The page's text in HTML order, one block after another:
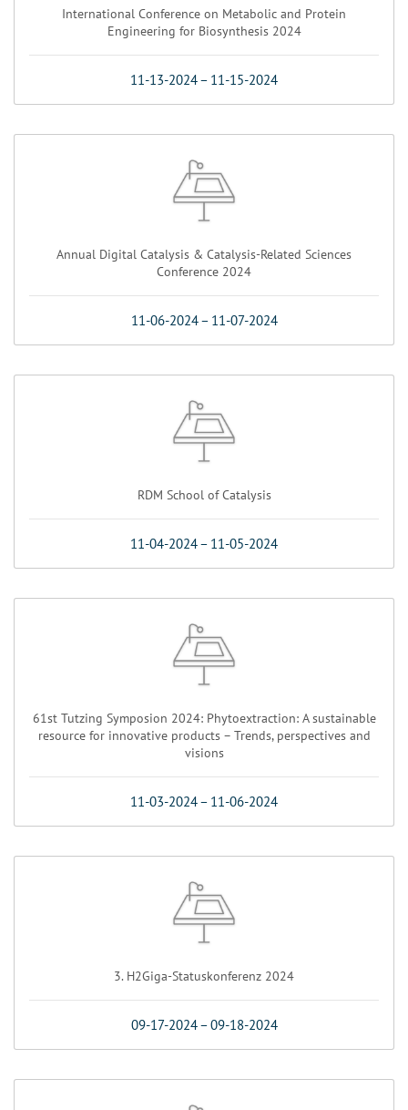
International Conference on Metabolic and Protein
Engineering for Biosynthesis 2024
11-13-2024– 11-15-2024
Annual Digital Catalysis & Catalysis-Related Sciences
Conference 2024
11-06-2024– 11-07-2024
RDM School of Catalysis
11-04-2024– 11-05-2024
61st Tutzing Symposion 2024: Phytoextraction: A sustainable
resource for innovative products – Trends, perspectives and
visions
11-03-2024– 11-06-2024
3. H2Giga-Statuskonferenz 2024
09-17-2024–09-18-2024